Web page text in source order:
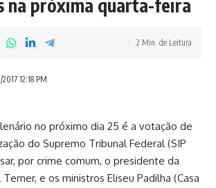
na próxima quarta-feira
12:18 PM
2 Min. de Leitura
no próximo dia 25 é a votação de
do Supremo Tribunal Federal (SIP
por crime comum, o presidente da
e os ministros Eliseu Padilha (Casa